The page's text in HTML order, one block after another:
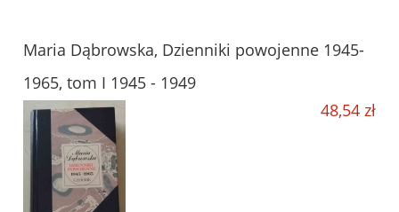
Maria Dąbrowska, Dzienniki powojenne 1945-
1965, tom I 1945 - 1949
48,54 zł